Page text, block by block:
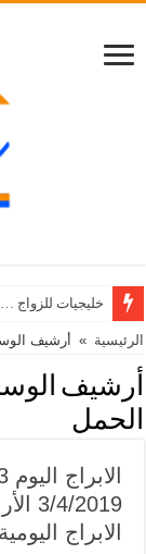
خليجيات للزواج
الرئيسية » أرشيف
أرشيف
الحمل
الابراج اليومية